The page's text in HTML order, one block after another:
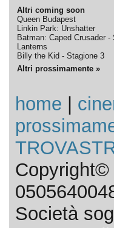
Altri coming soon
Queen Budapest
Linkin Park: Unshatter
Batman: Caped Crusader -
Lanterns
Billy the Kid - Stagione 3
Altri prossimamente »
home
Copyright©
Società